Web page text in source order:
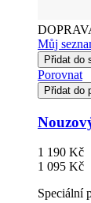
Můj
Přidat do
Porovnat
Přidat do
1 190 Kč
1 095 Kč
Speciální